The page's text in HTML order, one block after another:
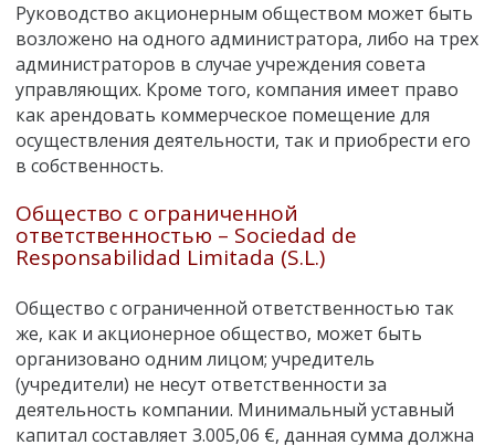
Руководство акционерным обществом может быть
возложено на одного администратора, либо на трех
администраторов в случае учреждения совета
управляющих. Кроме того, компания имеет право
как арендовать коммерческое помещение для
осуществления деятельности, так и приобрести его
в собственность.
Общество с ограниченной
ответственностью – Sociedad de
Responsabilidad Limitada (S.L.)
Общество с ограниченной ответственностью так
же, как и акционерное общество, может быть
организовано одним лицом; учредитель
(учредители) не несут ответственности за
деятельность компании. Минимальный уставный
капитал составляет 3.005,06 €, данная сумма должна